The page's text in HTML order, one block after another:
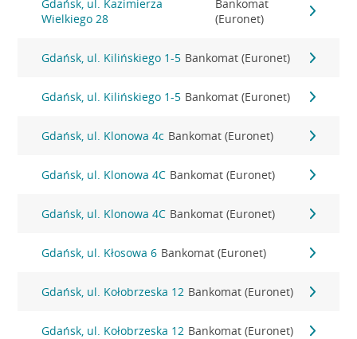
Gdańsk, ul. Kazimierza
Wielkiego 28
Bankomat
(Euronet)
Gdańsk, ul. Kilińskiego 1-5 Bankomat (Euronet)
Gdańsk, ul. Kilińskiego 1-5 Bankomat (Euronet)
Gdańsk, ul. Klonowa 4c Bankomat (Euronet)
Gdańsk, ul. Klonowa 4C Bankomat (Euronet)
Gdańsk, ul. Klonowa 4C Bankomat (Euronet)
Gdańsk, ul. Kłosowa 6 Bankomat (Euronet)
Gdańsk, ul. Kołobrzeska 12 Bankomat (Euronet)
Gdańsk, ul. Kołobrzeska 12 Bankomat (Euronet)